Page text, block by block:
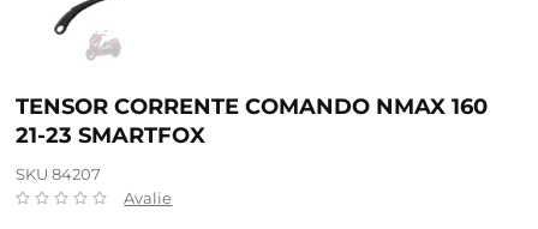
TENSOR CORRENTE COMANDO NMAX 160
21-23 SMARTFOX
SKU 84207
Avalie